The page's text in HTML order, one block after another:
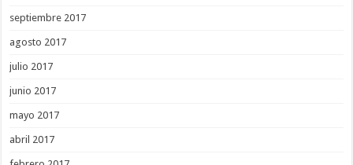
septiembre 2017
agosto 2017
julio 2017
junio 2017
mayo 2017
abril 2017